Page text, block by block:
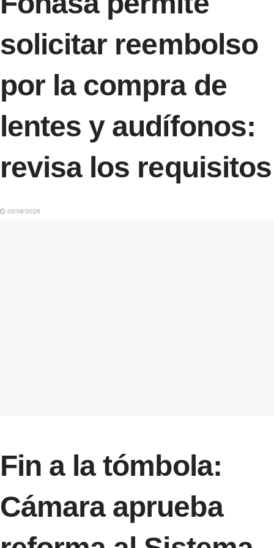
solicitar reembolso
por la compra de
lentes y audífonos:
revisa los requisitos
05/08/2026
Fin a la tómbola:
Cámara aprueba